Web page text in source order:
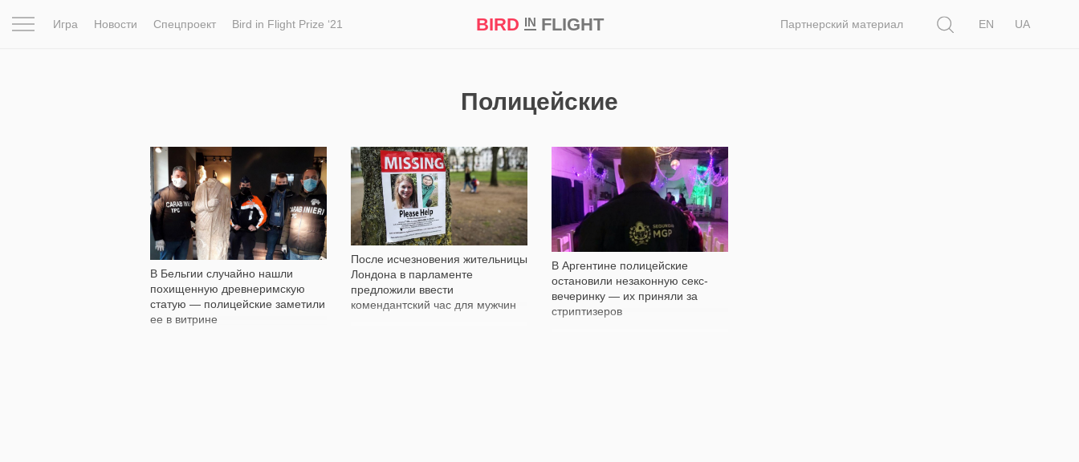
Игра Новости Спецпроект Bird in Flight Prize ‘21 BIRD INFLIGHT Партнерский материал
EN
UA
Полицейские
В Бельгии случайно нашли
похищенную древнеримскую
статую — полицейские заметили
ее в витрине
466
После исчезновения жительницы
Лондона в парламенте
предложили ввести
комендантский час для мужчин
7 948
В Аргентине полицейские
остановили незаконную секс-
вечеринку — их приняли за
стриптизеров
1 600